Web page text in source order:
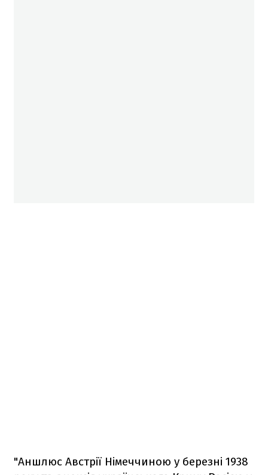
"Аншлюс Австрії Німеччиною у березні 1938